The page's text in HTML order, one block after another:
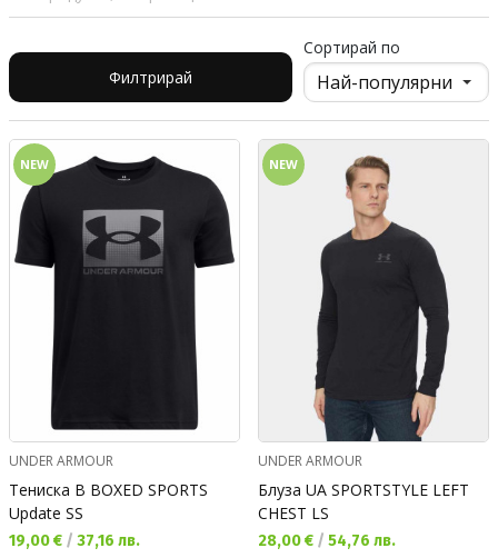
Филтрирай
Сортирай по
NEW
UNDER ARMOUR
Тениска B BOXED SPORTS
Update SS
Текуща цена:
19,00 € / 37,16 лв.
NEW
UNDER ARMOUR
Блуза UA SPORTSTYLE LEFT
CHEST LS
Текуща цена:
28,00 € / 54,76 лв.